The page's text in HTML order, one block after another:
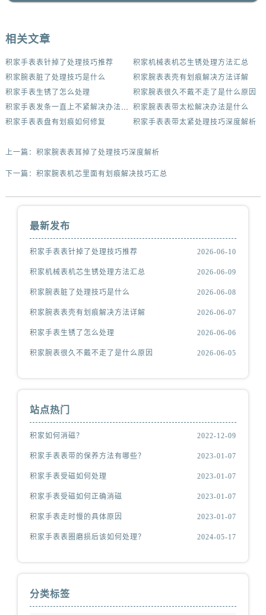
相关文章
积家手表表针掉了处理技巧推荐
积家机械表机芯生锈处理方法汇总
积家腕表脏了处理技巧是什么
积家腕表表壳有划痕解决方法详解
积家手表生锈了怎么处理
积家腕表很久不戴不走了是什么原因
积家手表发条一直上不紧解决办法集锦
积家腕表表带太松解决办法是什么
积家手表表盘有划痕如何修复
积家手表表带太紧处理技巧深度解析
上一篇： 积家腕表表耳掉了处理技巧深度解析
下一篇： 积家腕表机芯里面有划痕解决技巧汇总
最新发布
积家手表表针掉了处理技巧推荐 2026-06-10
积家机械表机芯生锈处理方法汇总 2026-06-09
积家腕表脏了处理技巧是什么 2026-06-08
积家腕表表壳有划痕解决方法详解 2026-06-07
积家手表生锈了怎么处理 2026-06-06
积家腕表很久不戴不走了是什么原因 2026-06-05
站点热门
积家如何消磁？ 2022-12-09
积家手表表带的保养方法有哪些？ 2023-01-07
积家手表受磁如何处理 2023-01-07
积家手表受磁如何正确消磁 2023-01-07
积家手表走时慢的具体原因 2023-01-07
积家手表表圈磨损后该如何处理？ 2024-05-17
分类标签